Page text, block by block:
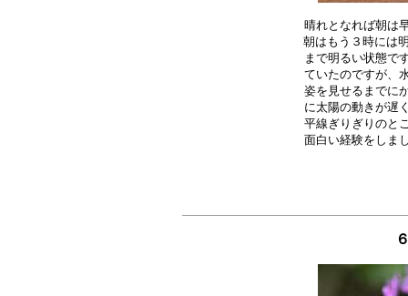
晴れとなれば朝は
朝はもう３時には
まで明るい状態で
ていたのですが、
姿を見せるまでに
に太陽の動きが遅
平線ぎりぎりのと